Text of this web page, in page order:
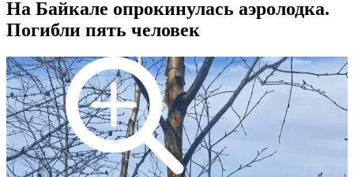
На Байкале опрокинулась аэролодка.
Погибли пять человек